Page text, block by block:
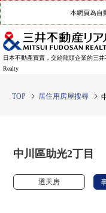
本網頁為自
日本不動產買賣，交給龍頭企業的三
Realty
TOP 居住用房屋搜尋
中川區助光2丁目
透天房